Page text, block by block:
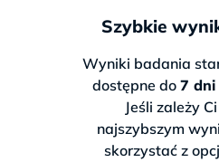
327
Cena
darmową
(bez badania na
Szybkie
Wyniki badania
dostępne do 7 dni
Jeśli zależy
najszybszym
skorzystać z